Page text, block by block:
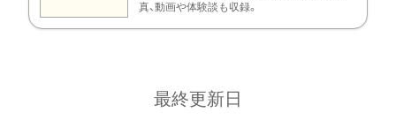
真、動画や体験談も収録。
最終更新日